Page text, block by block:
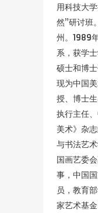
用科技大
然”研讨班
州。1989
系，获学
硕士和博
现为中国
授、博士
执行主任
美术》杂
与书法艺
国画艺委
事，中国
员，教育
家艺术基